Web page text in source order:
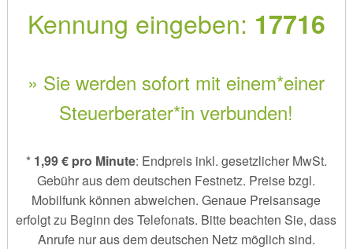
Kennung eingeben: 17716
» Sie werden sofort mit einem*einer
Steuerberater*in verbunden!
* 1,99 € pro Minute: Endpreis inkl. gesetzlicher MwSt.
Gebühr aus dem deutschen Festnetz. Preise bzgl.
Mobilfunk können abweichen. Genaue Preisansage
erfolgt zu Beginn des Telefonats. Bitte beachten Sie, dass
Anrufe nur aus dem deutschen Netz möglich sind.